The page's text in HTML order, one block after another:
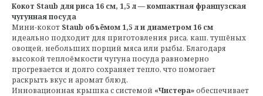
Кокот Staub для риса 16 см, 1,5 л — компактная французская
чугунная посуда
Мини-кокот Staub объёмом 1,5 л и диаметром 16 см
идеально подходит для приготовления риса, каш, тушёных
овощей, небольших порций мяса или рыбы. Благодаря
высокой теплоёмкости чугуна посуда равномерно
прогревается и долго сохраняет тепло, что помогает
раскрыть вкус и аромат блюд.
Инновационная крышка с системой «Чистера»обеспечивает